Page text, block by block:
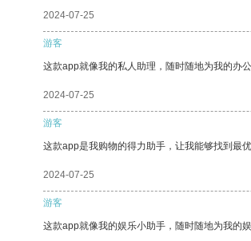
2024-07-25
游客
这款app就像我的私人助理，随时随地为我的办公
2024-07-25
游客
这款app是我购物的得力助手，让我能够找到最
2024-07-25
游客
这款app就像我的娱乐小助手，随时随地为我的娱